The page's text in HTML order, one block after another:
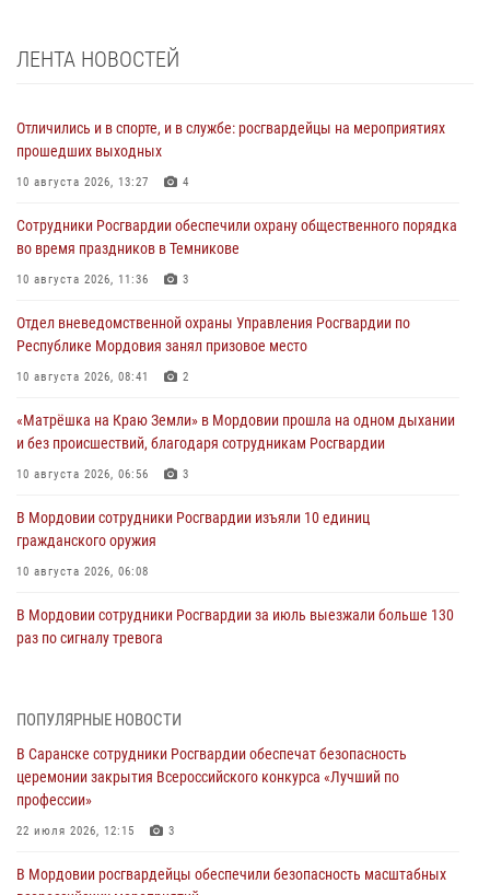
ЛЕНТА НОВОСТЕЙ
Отличились и в спорте, и в службе: росгвардейцы на мероприятиях
прошедших выходных
10 августа 2026, 13:27 4
Сотрудники Росгвардии обеспечили охрану общественного порядка
во время праздников в Темникове
10 августа 2026, 11:36 3
Отдел вневедомственной охраны Управления Росгвардии по
Республике Мордовия занял призовое место
10 августа 2026, 08:41 2
«Матрёшка на Краю Земли» в Мордовии прошла на одном дыхании
и без происшествий, благодаря сотрудникам Росгвардии
10 августа 2026, 06:56 3
В Мордовии сотрудники Росгвардии изъяли 10 единиц
гражданского оружия
10 августа 2026, 06:08
В Мордовии сотрудники Росгвардии за июль выезжали больше 130
раз по сигналу тревога
Спортивные достижения личного состава Управления Росгвардии
08 августа 2026, 06:15
Итоги работы подразделений лицензионно-разрешительной работы
Росгвардии за июль
ПОПУЛЯРНЫЕ НОВОСТИ
В Саранске сотрудники Росгвардии обеспечат безопасность
церемонии закрытия Всероссийского конкурса «Лучший по
профессии»
22 июля 2026, 12:15 3
В Мордовии росгвардейцы обеспечили безопасность масштабных